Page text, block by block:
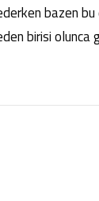
bazen
birisi olunca